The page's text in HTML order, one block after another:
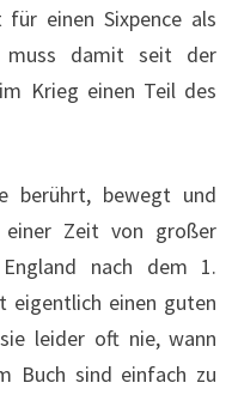
für einen Sixpence als
muss damit seit der
Krieg einen Teil des
berührt, bewegt und
Zeit von großer
nach dem 1.
eigentlich einen guten
leider oft nie, wann
Buch sind einfach zu